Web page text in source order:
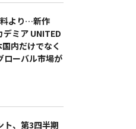
より…新作
デミア UNITED
内だけでなく
ローバル市場が
ト、第3四半期